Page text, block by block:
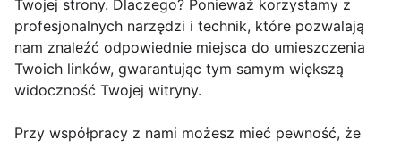
Twojej strony. Dlaczego? Ponieważ korzystamy z
profesjonalnych narzędzi i technik, które pozwalają
nam znaleźć odpowiednie miejsca do umieszczenia
Twoich linków, gwarantując tym samym większą
widoczność Twojej witryny.
Przy współpracy z nami możesz mieć pewność, że